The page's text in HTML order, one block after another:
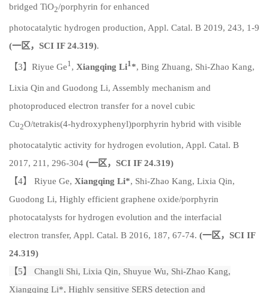
bridged TiO2/porphyrin for enhanced
photocatalytic hydrogen production, Appl. Catal. B 2019, 243, 1-9
(一区， SCI IF 24.319).
【3】Riyue Ge1 , Xiangqing Li1*, Bing Zhuang, Shi-Zhao Kang,
Lixia Qin and Guodong Li, Assembly mechanism and
photoproduced electron transfer for a novel cubic
Cu2O/tetrakis(4-hydroxyphenyl)porphyrin hybrid with visible
photocatalytic activity for hydrogen evolution, Appl. Catal. B
2017, 211, 296-304 (一区， SCI IF 24.319)
【4】 Riyue Ge, Xiangqing Li*, Shi-Zhao Kang, Lixia Qin,
Guodong Li, Highly efficient graphene oxide/porphyrin
photocatalysts for hydrogen evolution and the interfacial
electron transfer, Appl. Catal. B 2016, 187, 67-74. (一区， SCI IF
24.319)
【5】 Changli Shi, Lixia Qin, Shuyue Wu, Shi-Zhao Kang,
Xiangqing Li*, Highly sensitive SERS detection and